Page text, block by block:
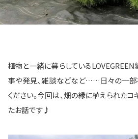
植物と一緒に暮らしている
事や発見、雑談などなど……日々の一部
ください。今回は、畑の縁に植えられた
たお話です♪